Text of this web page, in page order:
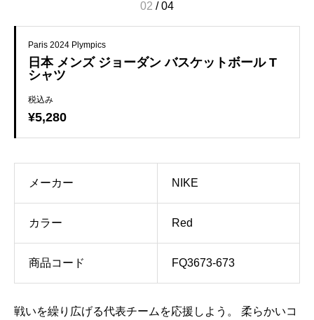
02 /04
Paris 2024 Plympics
日本 メンズ ジョーダン バスケットボール T
シャツ
税込み
¥5,280
メーカー NIKE
カラー Red
商品コード FQ3673-673
戦いを繰り広げる代表チームを応援しよう。 柔らかいコ